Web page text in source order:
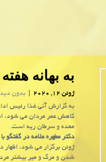
به بهانه
ژوئن 12, 2020
بدون
به گزارش آنی غذا رئیس
كاهش عمر مردان می شود،
معده و سرطان ریه است.
دکتر مطهره علامه در گفتگو با
شدن و مرگ و میر بیشتر